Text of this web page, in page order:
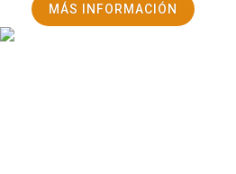
MÁS INFORMACIÓN